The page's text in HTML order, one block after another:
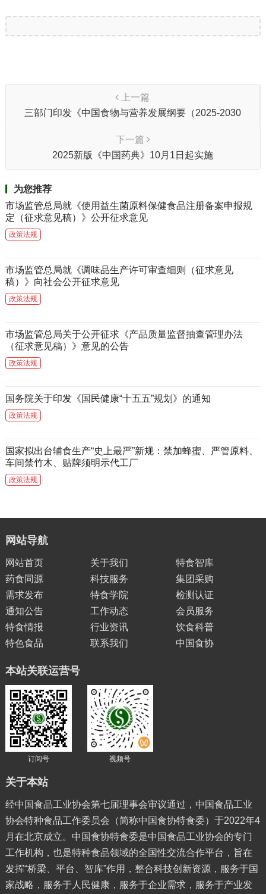
上一篇
三部门印发《中国食物与营养发展纲要（2025-2030
下一篇
2025新版《中国药典》10月1日起实施
为您推荐
市场监管总局就《使用益生菌原料保健食品注册备案申报规
定（征求意见稿）》公开征求意见
政策法规
市场监管总局就《调味品生产许可审查细则（征求意见
稿）》向社会公开征求意见
政策法规
市场监管总局关于公开征求《产品质量监督抽查管理办法
（征求意见稿）》意见的公告
政策法规
国务院关于印发《国民健康“十五五”规划》的通知
政策法规
国家拟出台辅食生产“史上最严”新规：禁加蜂蜜、严管原料、
车间禁竹木、贴牌须明示代工厂
政策法规
网站导航
网站首页 关于我们
特食智库
药食同源
科技服务
集团采购
需求发布
特食学院
检测认证
通知公告
工作动态
会员服务
特食情报
行业资讯
饮食科普
特色食品
联系我们 中国食协
本站关联运营号
订阅号 视频号
关于本站
经中国食品工业协会第七届理事会审议通过，中国食品工业
协会特种食品工作委员会（简称中国食协特食委）于2022年4
月在北京成立。中国食协特食委是中国食品工业协会的专门
工作机构，也是特种食品领域的全国性交流合作平台，旨在
发挥“桥梁、平台、智库”作用，整合科技创新资源，服务于国
家战略，服务于人民健康，服务于企业需求，服务于产业发